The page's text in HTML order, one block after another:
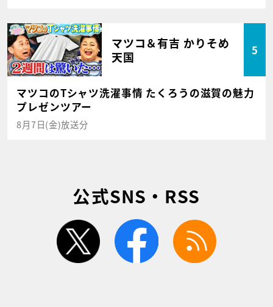
マツコ＆有吉 かりそめ
天国
5
マツコのTシャツ洗濯事情 たくろうの滋賀の魅力
プレゼンツアー
8月7日(金)放送分
公式SNS・RSS
twitter facebook